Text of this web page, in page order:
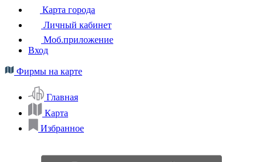
Карта города
Личный кабинет
Моб.приложение
Вход
Фирмы на карте
Главная
Карта
Избранное